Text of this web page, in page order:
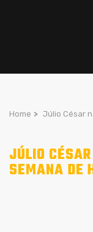
Home > Júlio César
JÚLIO
SEMANA DE